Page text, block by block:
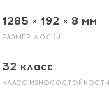
1285 × 192 × 8 мм
РАЗМЕР ДОСКИ
32 класс
КЛАСС ИЗНОСОСТОЙКОСТИ